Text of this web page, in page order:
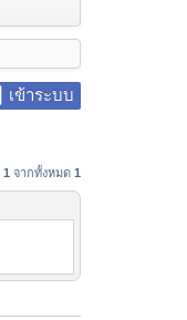
เข้าระบบ
1 จากทั้งหมด 1